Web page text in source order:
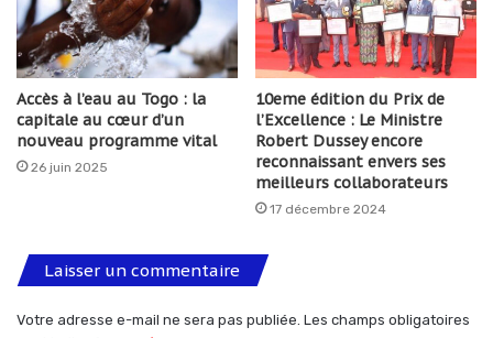
Accès à l’eau au Togo : la
capitale au cœur d’un
nouveau programme vital
26 juin 2025
10eme édition du Prix de
l’Excellence : Le Ministre
Robert Dussey encore
reconnaissant envers ses
meilleurs collaborateurs
17 décembre 2024
Laisser un commentaire
Votre adresse e-mail ne sera pas publiée. Les champs obligatoires